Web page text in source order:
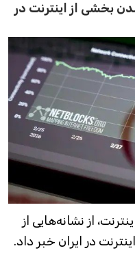
بخشی از اینترنت در
از نشانه‌هایی از
در ایران خبر داد.